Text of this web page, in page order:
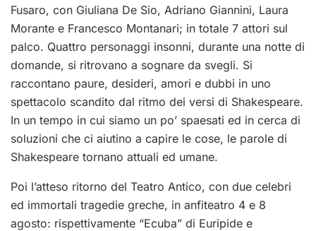
Fusaro, con Giuliana De Sio, Adriano Giannini, Laura
Morante e Francesco Montanari; in totale 7 attori sul
palco. Quattro personaggi insonni, durante una notte di
domande, si ritrovano a sognare da svegli. Si
raccontano paure, desideri, amori e dubbi in uno
spettacolo scandito dal ritmo dei versi di Shakespeare.
In un tempo in cui siamo un po’ spaesati ed in cerca di
soluzioni che ci aiutino a capire le cose, le parole di
Shakespeare tornano attuali ed umane.
Poi l’atteso ritorno del Teatro Antico, con due celebri
ed immortali tragedie greche, in anfiteatro 4 e 8
agosto: rispettivamente “Ecuba” di Euripide e